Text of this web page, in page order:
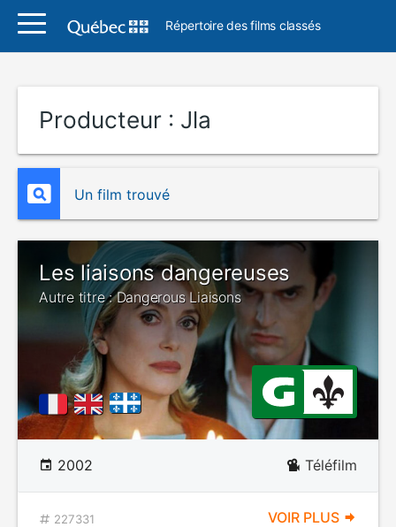
Répertoire des films classés
Producteur : Jla
Un film trouvé
Les liaisons dangereuses
Autre titre : Dangerous Liaisons
2002 Téléfilm
227331 VOIR PLUS